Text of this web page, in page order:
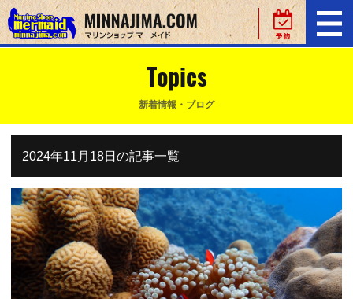
Topics
新着情報・ブログ
2024年11月18日の記事一覧